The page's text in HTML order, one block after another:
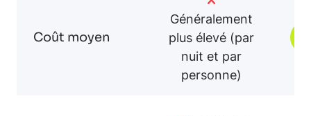
Coût moyen
Généralement
plus élevé (par
nuit et par
personne)